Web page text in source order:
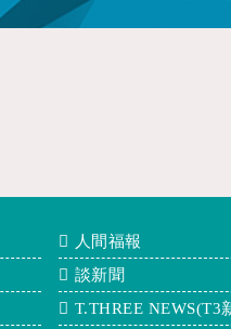
人間福報
談新聞
T.THREE NEWS(T3